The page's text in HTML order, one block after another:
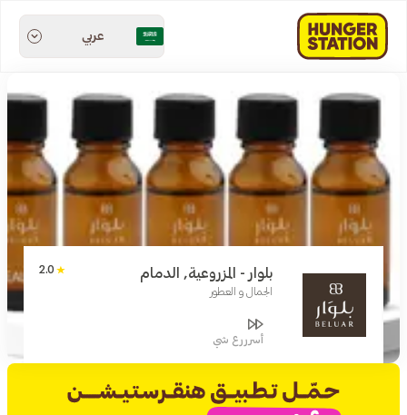
عربي
بلوار - المزروعية, الدمام
الجمال و العطور
2.0
أسرررع شي